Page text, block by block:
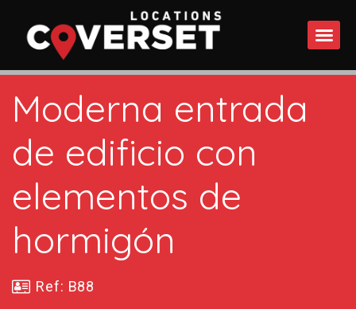
Moderna entrada
de edificio con
elementos de
hormigón
Ref: B88